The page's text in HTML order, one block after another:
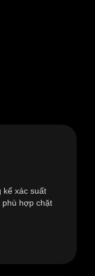
kể xác suất
hợp chặt